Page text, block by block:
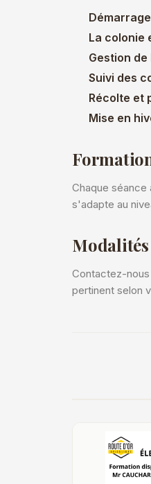
La colonie
Gestion
Suivi des
Récolte et
Mise en
Chaque séance
s'adapte au
Contactez-
pertinent selon